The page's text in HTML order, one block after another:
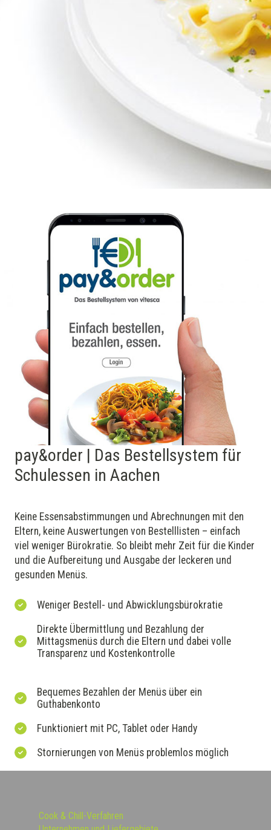
pay&order | Das Bestellsystem für
Schulessen in Aachen
Keine Essens­abstimmungen und Ab­rechnungen mit den
Eltern, keine Aus­wer­tungen von Bestelllisten – einfach
viel weniger Bürokratie. So bleibt mehr Zeit für die Kinder
und die Aufbereitung und Ausgabe der leckeren und
gesunden Menüs.
Weniger Bestell- und Abwicklungsbürokratie
Direkte Übermittlung und Bezahlung der
Mittagsmenüs durch die Eltern und dabei volle
Transparenz und Kostenkontrolle
Bequemes Bezahlen der Menüs über ein
Guthabenkonto
Funktioniert mit PC, Tablet oder Handy
Stornierungen von Menüs problemlos möglich
Cook & Chill-Verfahren